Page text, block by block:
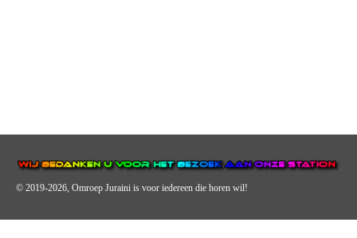
© 2019-2026, Omroep Juraini is voor iedereen die horen wil!